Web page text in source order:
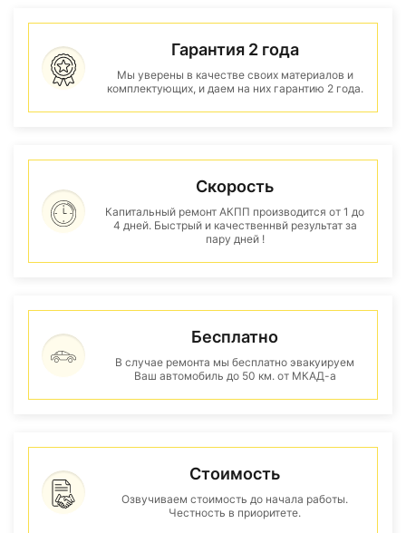
Гарантия 2 года
Мы уверены в качестве своих материалов и
комплектующих, и даем на них гарантию 2 года.
Скорость
Капитальный ремонт АКПП производится от 1 до
4 дней. Быстрый и качественнвй результат за
пару дней !
Бесплатно
В случае ремонта мы бесплатно эвакуируем
Ваш автомобиль до 50 км. от МКАД-а
Стоимость
Озвучиваем стоимость до начала работы.
Честность в приоритете.